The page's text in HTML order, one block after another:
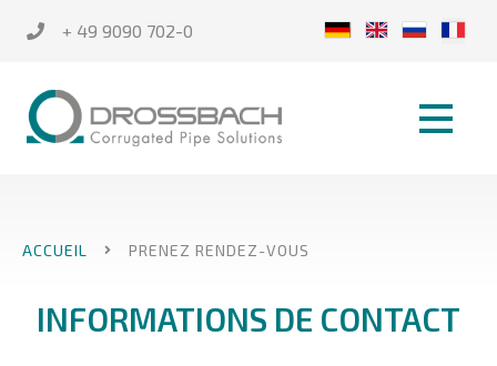
+ 49 9090 702-0
ACCUEIL PRENEZ RENDEZ-VOUS
INFORMATIONS DE CONTACT